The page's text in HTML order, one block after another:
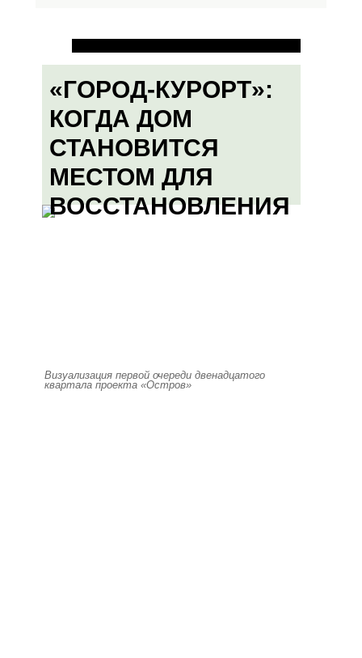
«ГОРОД-КУРОРТ»:
КОГДА ДОМ
СТАНОВИТСЯ
МЕСТОМ ДЛЯ
ВОССТАНОВЛЕНИЯ
Визуализация первой очереди двенадцатого
квартала проекта «Остров»